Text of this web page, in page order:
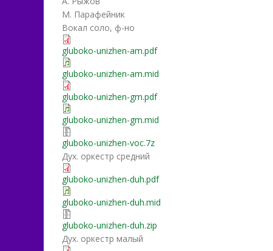
М. Парафейник
Вокал соло, ф-но
gluboko-unizhen-am.pdf
gluboko-unizhen-am.mid
gluboko-unizhen-gm.pdf
gluboko-unizhen-gm.mid
gluboko-unizhen-voc.7z
Дух. оркестр средний
gluboko-unizhen-duh.pdf
gluboko-unizhen-duh.mid
gluboko-unizhen-duh.zip
Дух. оркестр малый